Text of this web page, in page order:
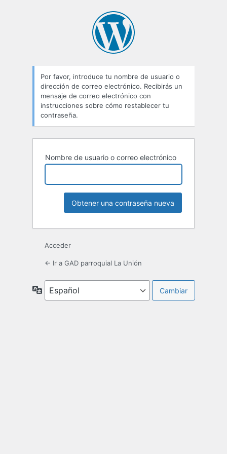
Por favor, introduce tu nombre de usuario o
dirección de correo electrónico. Recibirás un
mensaje de correo electrónico con
instrucciones sobre cómo restablecer tu
contraseña.
Nombre de usuario o correo electrónico
Acceder
← Ir a GAD parroquial La Unión
Idioma